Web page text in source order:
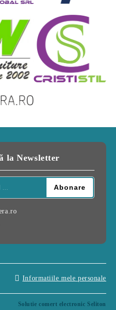
la Newsletter
Informatiile mele personale
Solutie comert electronic Seliton